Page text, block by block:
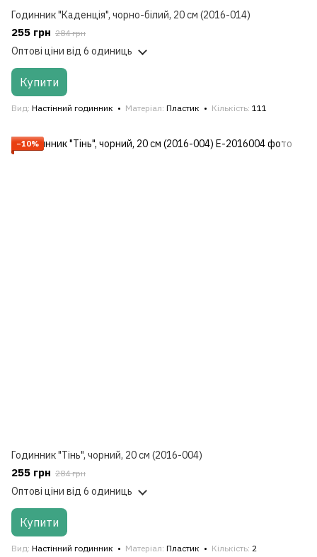
Годинник "Каденція", чорно-білий, 20 см (2016-014)
255 грн 284 грн
Оптові ціни від 6 одиниць
Купити
Вид Настінний годинник Матеріал Пластик Кількість 111
−10%
Годинник "Тінь", чорний, 20 см (2016-004)
255 грн 284 грн
Оптові ціни від 6 одиниць
Купити
Вид Настінний годинник Матеріал Пластик Кількість 2